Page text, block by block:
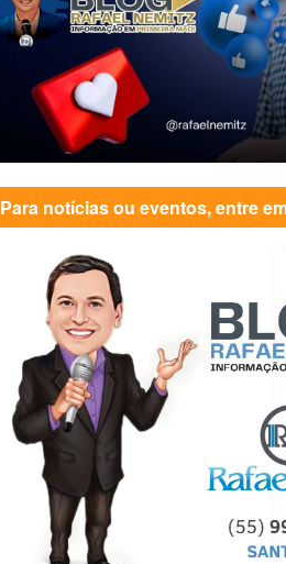
Para notícias ou eventos, entre